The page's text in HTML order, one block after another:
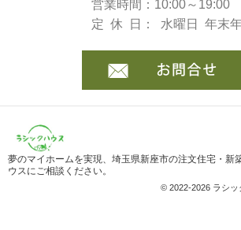
営業時間
10:00～19:00
定休日
水曜日 年末
© 2022-2026 ラシッ
夢のマイホームを実現、 埼玉県新座市の注文住宅・新
ウス にご相談ください。